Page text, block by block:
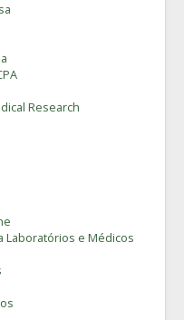
Research
Laboratórios e Médicos